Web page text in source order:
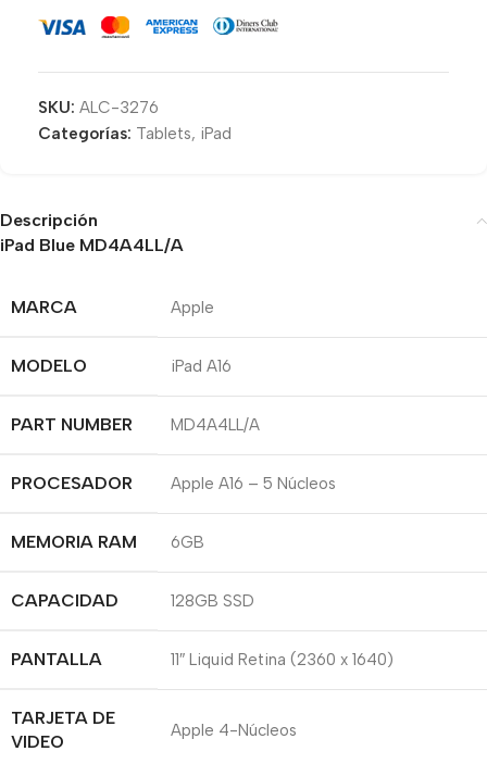
SKU: ALC-3276
Categorías: Tablets, iPad
Descripción
iPad Blue MD4A4LL/A
MARCA Apple
MODELO iPad A16
PART NUMBER MD4A4LL/A
PROCESADOR Apple A16 – 5 Núcleos
MEMORIA RAM 6GB
CAPACIDAD 128GB SSD
PANTALLA 11″ Liquid Retina (2360 x 1640)
TARJETA DE
VIDEO
Apple 4-Núcleos